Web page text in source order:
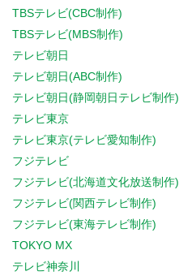
TBSテレビ(CBC制作)
TBSテレビ(MBS制作)
テレビ朝日
テレビ朝日(ABC制作)
テレビ朝日(静岡朝日テレビ制作)
テレビ東京
テレビ東京(テレビ愛知制作)
フジテレビ
フジテレビ(北海道文化放送制作)
フジテレビ(関西テレビ制作)
フジテレビ(東海テレビ制作)
TOKYO MX
テレビ神奈川